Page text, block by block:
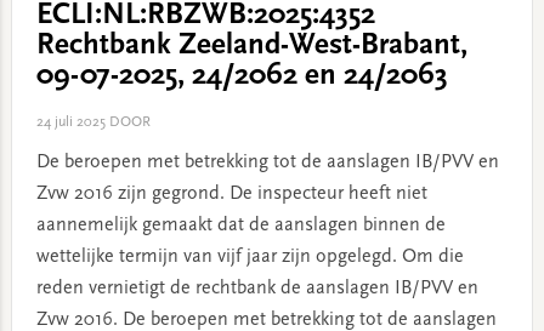
ECLI:NL:RBZWB:2025:4352
Rechtbank Zeeland-West-Brabant,
09-07-2025, 24/2062 en 24/2063
24 juli 2025DOOR
De beroepen met betrekking tot de aanslagen IB/PVV en
Zvw 2016 zijn gegrond. De inspecteur heeft niet
aannemelijk gemaakt dat de aanslagen binnen de
wettelijke termijn van vijf jaar zijn opgelegd. Om die
reden vernietigt de rechtbank de aanslagen IB/PVV en
Zvw 2016. De beroepen met betrekking tot de aanslagen